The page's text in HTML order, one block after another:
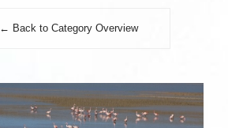
← Back to Category Overview